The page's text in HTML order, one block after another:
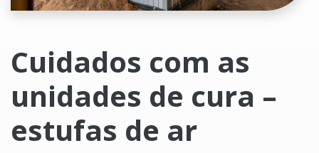
Cuidados com as
unidades de cura –
estufas de ar